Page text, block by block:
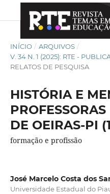
INÍCIO / ARQUIVOS /
V. 34 N. 1 (2025): RTE -
RELATOS DE PESQUISA
HISTÓRIA E
DE OEIRAS-PI
formação e profissão
José Marcelo Costa dos
Universidade Estadual do